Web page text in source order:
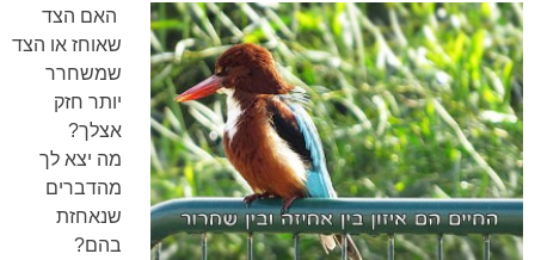
האם הצד
שאוחז או הצד
שמשחרר
יותר חזק
אצלך?
מה יצא לך
מהדברים
שנאחזת
בהם?